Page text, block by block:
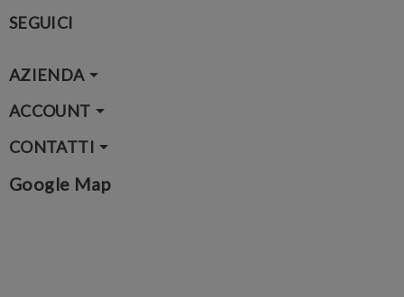
SEGUICI
AZIENDA
ACCOUNT
CONTATTI
Google Map